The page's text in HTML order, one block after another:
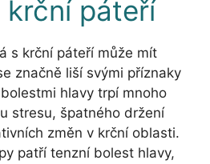
krční páteří
s krční páteří může mít
značně liší svými příznaky
hlavy trpí mnoho
stresu, špatného držení
změn v krční oblasti.
patří tenzní bolest hlavy,